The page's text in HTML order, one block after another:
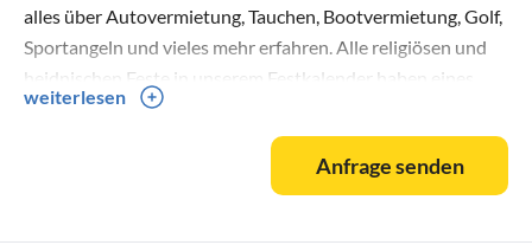
alles über Autovermietung, Tauchen, Bootvermietung, Golf,
Sportangeln und vieles mehr erfahren. Alle religiösen und
heidnischen Feste in unserem Festkalender haben eines
gemeinsam: die begeisterte Teilnahme der Menschen. Javea
lässt keine Gelegenheit aus, den offenen und
extrovertierten Charakter ihrer Bevölkerung zu feiern.
Weiteres über die Geschichte von Javea finden Sie auf der
weiterlesen
Anfrage senden